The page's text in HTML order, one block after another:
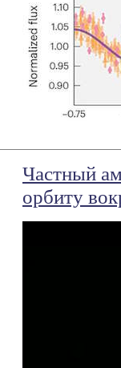
Частный
орбиту